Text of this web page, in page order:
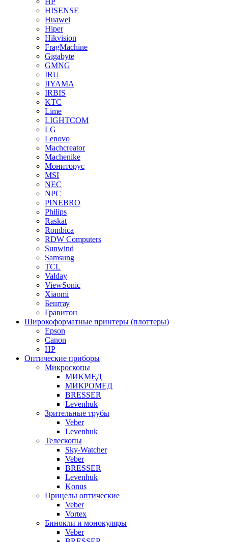
HISENSE
Huawei
Hiper
Hikvision
FragMachine
Gigabyte
GMNG
IRU
IIYAMA
IRBIS
KTC
Lime
LIGHTCOM
LG
Lenovo
Machcreator
Machenike
Мониторус
MSI
NEC
NPC
PINEBRO
Philips
Raskat
Rombica
RDW Computers
Sunwind
Samsung
TCL
Valday
ViewSonic
Xiaomi
Бештау
Гравитон
Широкоформатные принтеры (плоттеры)
Epson
Canon
HP
Оптические приборы
Микроскопы
МИКМЕД
МИКРОМЕД
BRESSER
Levenhuk
Зрительные трубы
Veber
Levenhuk
Телескопы
Sky-Watcher
Veber
BRESSER
Levenhuk
Konus
Прицелы оптические
Veber
Vortex
Бинокли и монокуляры
Veber